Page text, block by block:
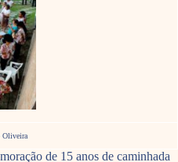
Oliveira
de 15 anos de caminhada